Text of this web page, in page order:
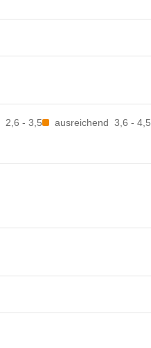
2,6 - 3,5 ausreichend 3,6 - 4,5